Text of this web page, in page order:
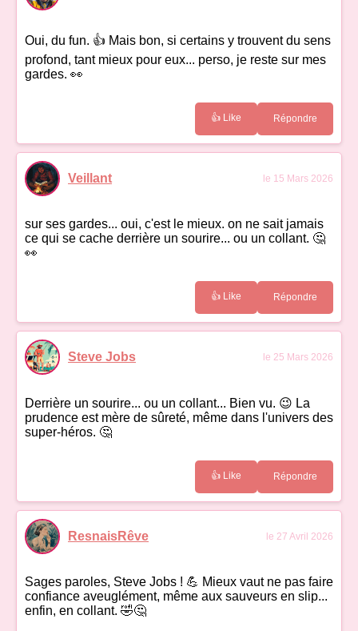
Oui, du fun. 👍 Mais bon, si certains y trouvent du sens
profond, tant mieux pour eux... perso, je reste sur mes
gardes. 👀
👍 Like Répondre
Veillant le 15 Mars 2026
sur ses gardes... oui, c'est le mieux. on ne sait jamais
ce qui se cache derrière un sourire... ou un collant. 🤔
👀
👍 Like Répondre
Steve Jobs le 25 Mars 2026
Derrière un sourire... ou un collant... Bien vu. 😉 La
prudence est mère de sûreté, même dans l'univers des
super-héros. 🤔
👍 Like Répondre
ResnaisRêve le 27 Avril 2026
Sages paroles, Steve Jobs ! 💪 Mieux vaut ne pas faire
confiance aveuglément, même aux sauveurs en slip...
enfin, en collant. 🤣🤔